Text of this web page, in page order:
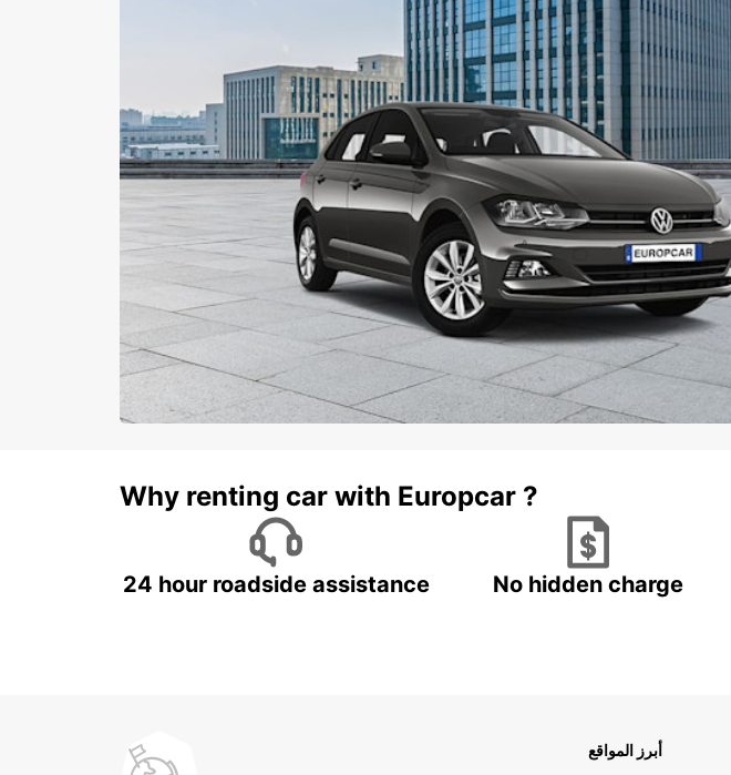
Why renting car with Europcar ?
24 hour roadside assistance No hidden charge
أبرز المواقع